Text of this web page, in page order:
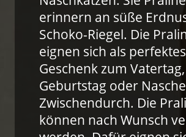
erinnern an süße
Schoko-Riegel. Die
eignen sich als perfektes
Geschenk zum
Geburtstag oder
Zwischendurch. Die
können nach Wunsch